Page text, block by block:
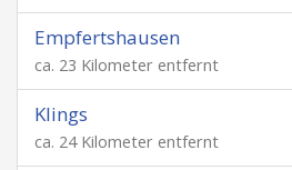
Empfertshausen
ca. 23 Kilometer entfernt
Klings
ca. 24 Kilometer entfernt